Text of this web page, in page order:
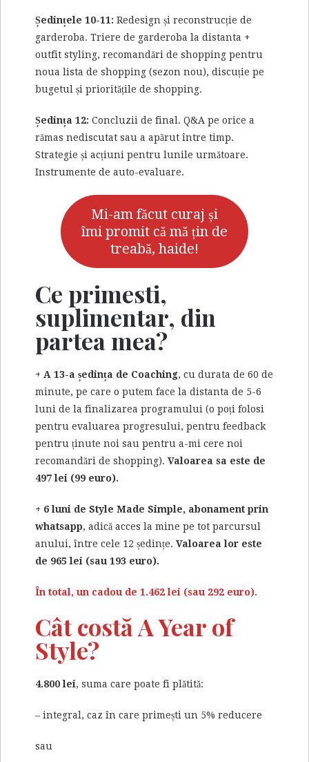
Ședințele 10-11: Redesign și reconstrucție de
garderoba. Triere de garderoba la distanta +
outfit styling, recomandări de shopping pentru
noua lista de shopping (sezon nou), discuție pe
bugetul și prioritățile de shopping.
Ședința 12: Concluzii de final. Q&A pe orice a
rămas nediscutat sau a apărut între timp.
Strategie și acțiuni pentru lunile următoare.
Instrumente de auto-evaluare.
Mi-am făcut curaj și
îmi promit că mă țin de
treabă, haide!
Ce primesti,
suplimentar, din
partea mea?
+ A 13-a ședința de Coaching, cu durata de 60 de
minute, pe care o putem face la distanta de 5-6
luni de la finalizarea programului (o poți folosi
pentru evaluarea progresului, pentru feedback
pentru ținute noi sau pentru a-mi cere noi
recomandări de shopping). Valoarea sa este de
497 lei (99 euro).
+ 6 luni de Style Made Simple, abonament prin
whatsapp, adică acces la mine pe tot parcursul
anului, între cele 12 ședințe. Valoarea lor este
de 965 lei (sau 193 euro).
În total, un cadou de 1.462 lei (sau 292 euro).
Cât costă A Year of
Style?
4.800 lei, suma care poate fi plătită:
– integral, caz în care primești un 5% reducere
sau